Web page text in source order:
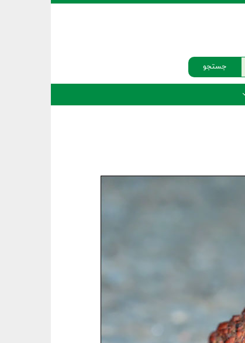
جستجو